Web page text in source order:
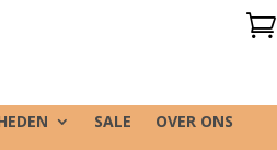

SALE OVER ONS